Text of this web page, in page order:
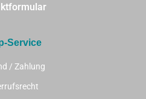
Service
/ Zahlung